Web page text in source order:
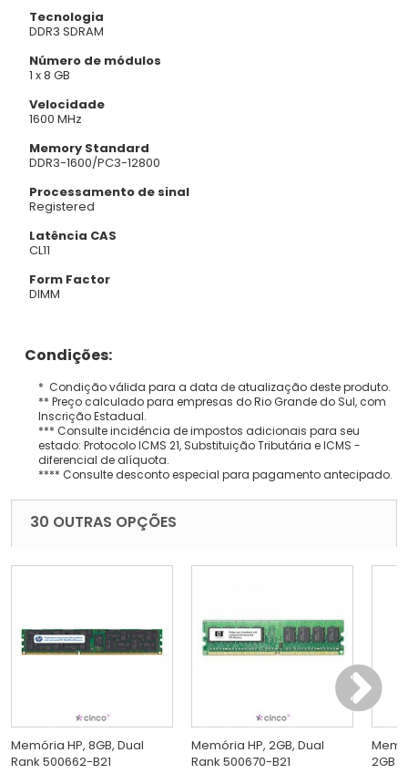
Tecnologia
DDR3 SDRAM
Número de módulos
1 x 8 GB
Velocidade
1600 MHz
Memory Standard
DDR3-1600/PC3-12800
Processamento de sinal
Registered
Latência CAS
CL11
Form Factor
DIMM
Condições:
* Condição válida para a data de atualização deste produto.
** Preço calculado para empresas do Rio Grande do Sul, com
Inscrição Estadual.
*** Consulte incidência de impostos adicionais para seu
estado: Protocolo ICMS 21, Substituição Tributária e ICMS -
diferencial de alíquota.
**** Consulte desconto especial para pagamento antecipado.
30 OUTRAS OPÇÕES
Memória HP, 8GB, Dual
Rank 500662-B21
Memória HP, 2GB, Dual
Rank 500670-B21
2GB